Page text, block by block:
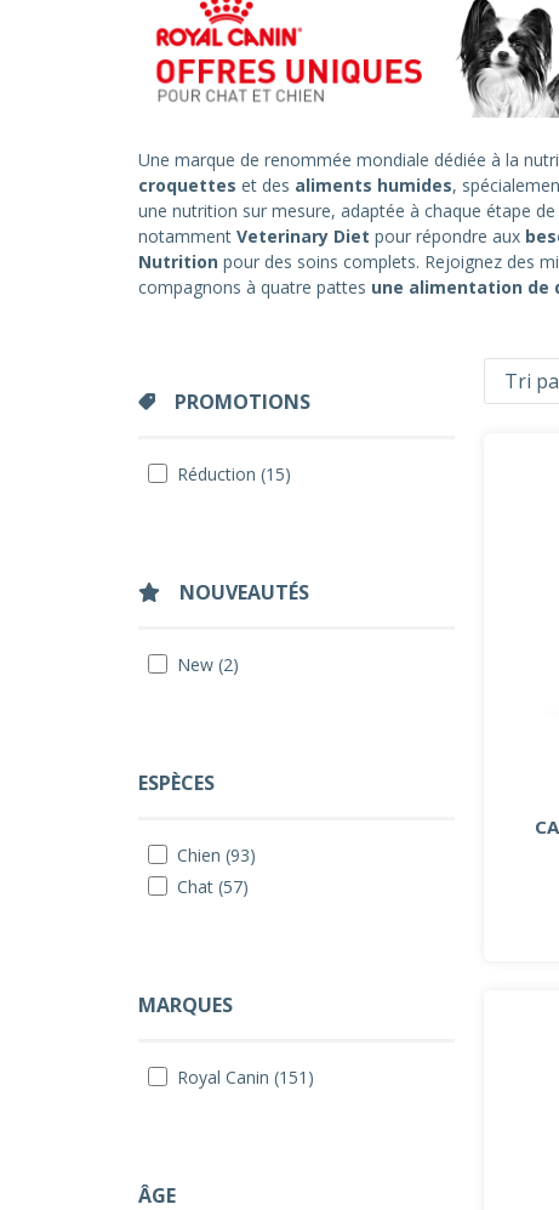
Une marque de renommée mondiale dédiée à la
croquettes et des aliments humides,
une nutrition sur mesure, adaptée à chaque étape
notamment Veterinary Diet pour répondre aux
Nutrition pour des soins complets. Rejoignez des
compagnons à quatre pattes une alimentation de
PROMOTIONS
Réduction (15)
NOUVEAUTÉS
New (2)
ESPÈCES
Chien (93)
Chat (57)
MARQUES
Royal Canin (151)
ÂGE